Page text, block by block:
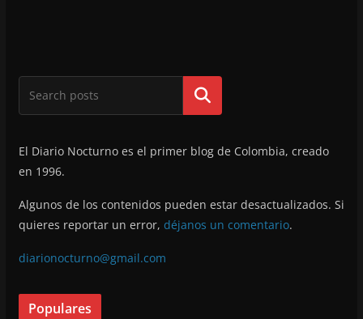
Buscar
El Diario Nocturno es el primer blog de Colombia, creado
en 1996.
Algunos de los contenidos pueden estar desactualizados. Si
quieres reportar un error, déjanos un comentario.
diarionocturno@gmail.com
Populares